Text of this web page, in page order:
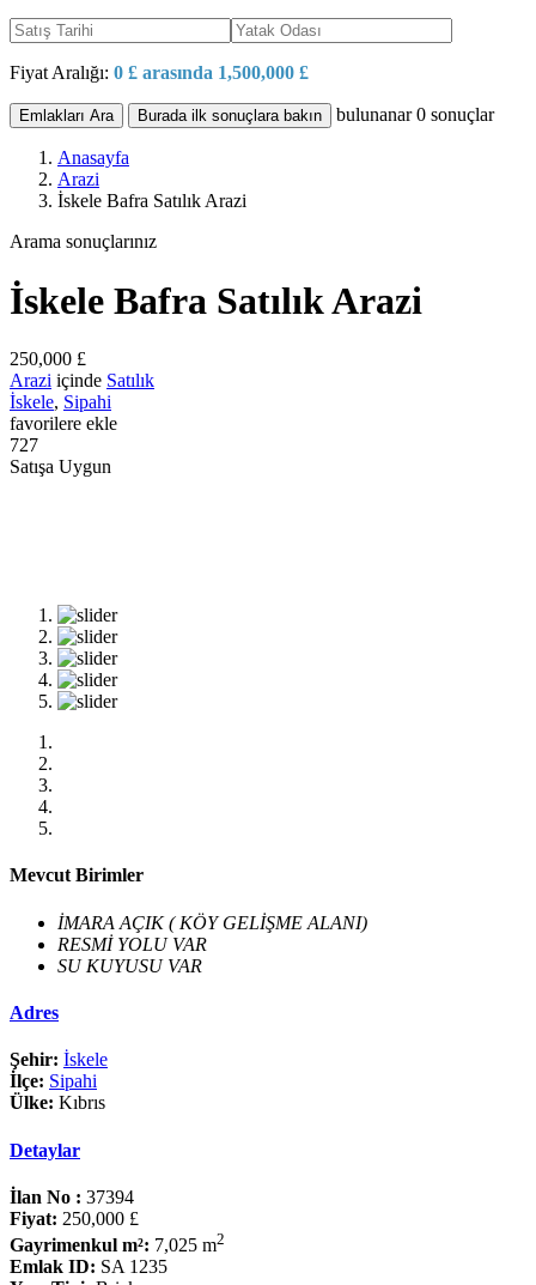
Fiyat Aralığı: 0 £ arasında 1,500,000 £
Emlakları Ara Burada ilk sonuçlara bakın bulunanar0 sonuçlar
Anasayfa
Arazi
İskele Bafra Satılık Arazi
Arama sonuçlarınız
İskele Bafra Satılık Arazi
250,000 £
Arazi içinde Satılık
İskele, Sipahi
favorilere ekle
727
Satışa Uygun
Mevcut Birimler
İMARA AÇIK ( KÖY GELİŞME ALANI)
RESMİ YOLU VAR
SU KUYUSU VAR
Adres
Şehir: İskele
İlçe: Sipahi
Ülke: Kıbrıs
Detaylar
İlan No : 37394
Fiyat: 250,000 £
Gayrimenkul m²: 7,025 m2
Emlak ID: SA 1235